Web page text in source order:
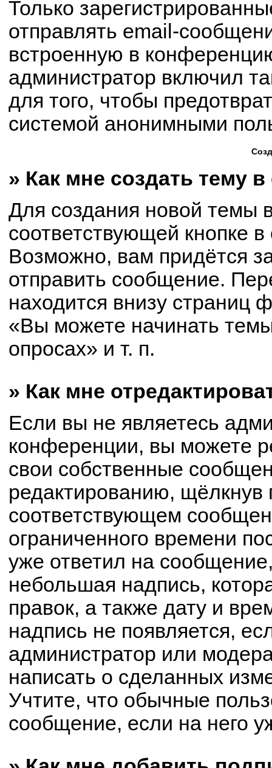
Только
отправлять email-
встроенную в
администратор включил
для того, чтобы
системой анонимными
» Как мне создать тему
Для создания новой темы
соответствующей кнопке
Возможно, вам придётся
отправить сообщение.
находится внизу
«Вы можете начинать
опросах» и т. п.
» Как мне
Если вы не являетесь
конференции, вы можете
свои собственные
редактированию, щёлкнув
соответствующем
ограниченного времени
уже ответил на
небольшая надпись,
правок, а также дату и
надпись не появляется,
администратор или
написать о сделанных
Учтите, что обычные
сообщение, если на него